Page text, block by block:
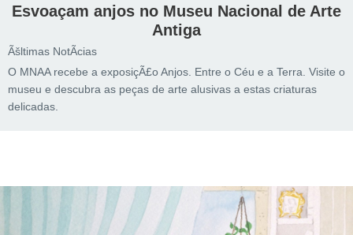
Esvoaçam anjos no Museu Nacional de Arte
Antiga
Ãšltimas NotÃ­cias
O MNAA recebe a exposiçÃ£o Anjos. Entre o Céu e a Terra. Visite o
museu e descubra as peças de arte alusivas a estas criaturas
delicadas.